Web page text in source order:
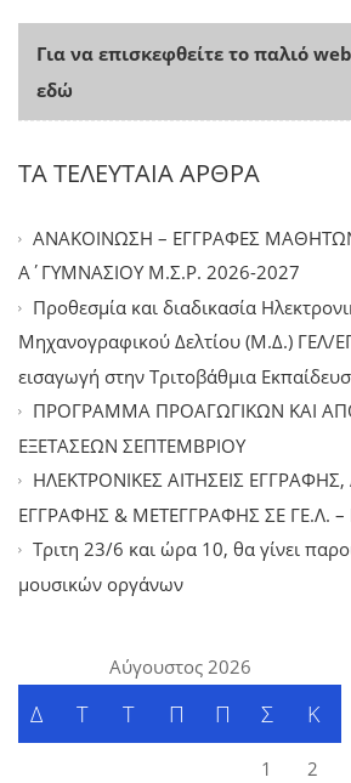
Για να επισκεφθείτε το παλιό
εδώ
ΤΑ ΤΕΛΕΥΤΑΙΑ ΑΡΘΡΑ
ΑΝΑΚΟΙΝΩΣΗ – ΕΓΓΡΑΦΕΣ
Α΄ΓΥΜΝΑΣΙΟΥ Μ.Σ.Ρ. 2026-2027
Προθεσμία και διαδικασία
Μηχανογραφικού Δελτίου (Μ.Δ.) ΓΕΛ/
εισαγωγή στην Τριτοβάθμια
ΠΡΟΓΡΑΜΜΑ ΠΡΟΑΓΩΓΙΚΩΝ ΚΑΙ
ΕΞΕΤΑΣΕΩΝ ΣΕΠΤΕΜΒΡΙΟΥ
ΗΛΕΚΤΡΟΝΙΚΕΣ ΑΙΤΗΣΕΙΣ
ΕΓΓΡΑΦΗΣ & ΜΕΤΕΓΓΡΑΦΗΣ ΣΕ ΓΕ.Λ.
Tριτη 23/6 και ώρα 10, θα γίνει
μουσικών οργάνων
Αύγουστος 2026
Δ Τ Τ Π Π Σ Κ
1 2